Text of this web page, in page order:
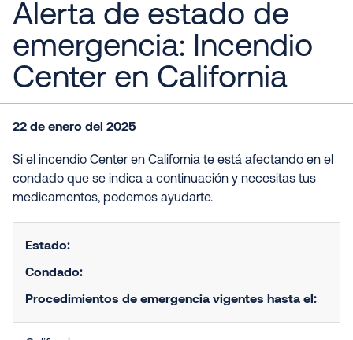
Alerta de estado de
emergencia: Incendio
Center en California
22 de enero del 2025
Si el incendio Center en California te está afectando en el
condado que se indica a continuación y necesitas tus
medicamentos, podemos ayudarte.
Estado:
Condado:
Procedimientos de emergencia vigentes hasta el: